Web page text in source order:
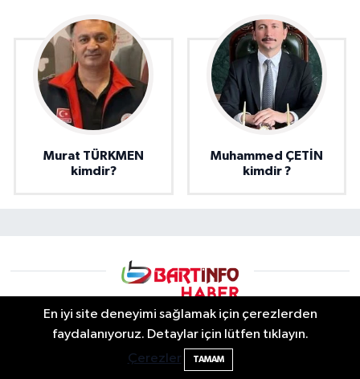
Murat TÜRKMEN
kimdir?
Muhammed ÇETİN
kimdir ?
Bartın info | Bartın Son Dakika Haberleri ve Şehir Rehberi
En iyi site deneyimi sağlamak için çerezlerden
faydalanıyoruz. Detaylar için lütfen tıklayın.
Çerezler
TAMAM